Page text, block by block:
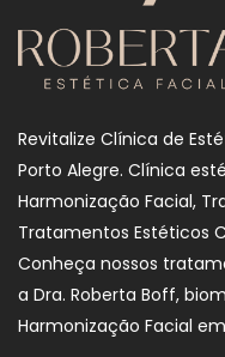
Revitalize Clínica de
Porto Alegre. Clínica
Harmonização Facial,
Tratamentos Estéticos
Conheça nossos
a Dra. Roberta Boff,
Harmonização Facial